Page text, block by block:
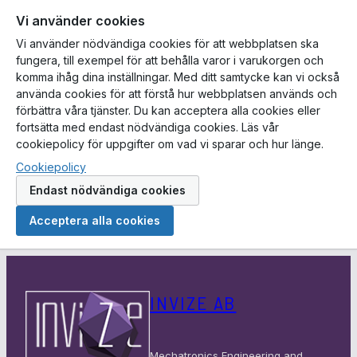
Vi använder cookies
Vi använder nödvändiga cookies för att webbplatsen ska
fungera, till exempel för att behålla varor i varukorgen och
komma ihåg dina inställningar. Med ditt samtycke kan vi också
använda cookies för att förstå hur webbplatsen används och
förbättra våra tjänster. Du kan acceptera alla cookies eller
fortsätta med endast nödvändiga cookies. Läs vår
cookiepolicy för uppgifter om vad vi sparar och hur länge.
Cookiepolicy
Endast nödvändiga cookies
Acceptera alla cookies
innehåll
INVIZE AB